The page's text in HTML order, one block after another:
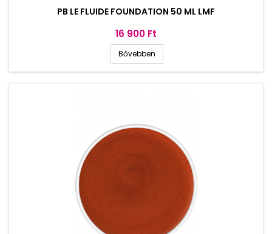
PB LE FLUIDE FOUNDATION 50 ML LMF
Ár
16 900 Ft
Bővebben